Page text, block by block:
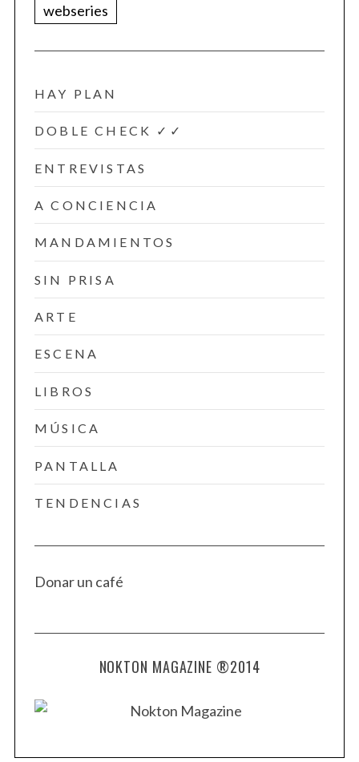
webseries
HAY PLAN
DOBLE CHECK ✓✓
ENTREVISTAS
A CONCIENCIA
MANDAMIENTOS
SIN PRISA
ARTE
ESCENA
LIBROS
MÚSICA
PANTALLA
TENDENCIAS
Donar un café
NOKTON MAGAZINE ®2014